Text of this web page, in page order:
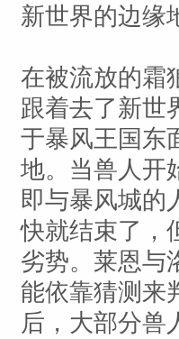
新世界的边缘
在被流放的霜
跟着去了新世
于暴风王国东
地。当兽人开
即与暴风城的
快就结束了，
劣势。莱恩与
能依靠猜测来
后，大部分兽